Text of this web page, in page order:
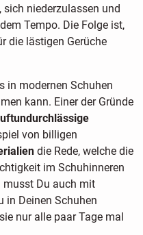
niederzulassen und
Tempo. Die Folge ist,
die lästigen Gerüche
in modernen Schuhen
kann. Einer der Gründe
von billigen
die Rede, welche die
im Schuhinneren
musst Du auch mit
in Deinen Schuhen
nur alle paar Tage mal